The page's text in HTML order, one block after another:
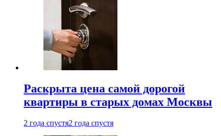
Раскрыта цена самой дорогой
квартиры в старых домах Москвы
2 года спустя2 года спустя